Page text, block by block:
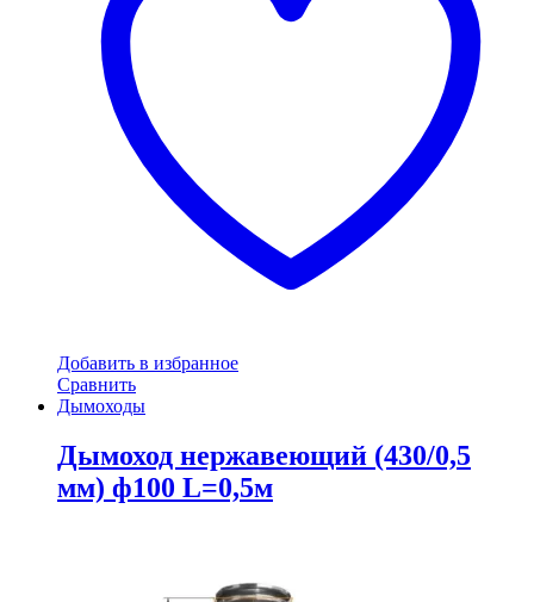
Добавить в избранное
Сравнить
Дымоходы
Дымоход нержавеющий (430/0,5
мм) ф100 L=0,5м